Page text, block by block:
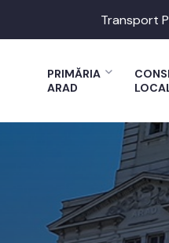
Transport
PRIMĂRIA
ARAD